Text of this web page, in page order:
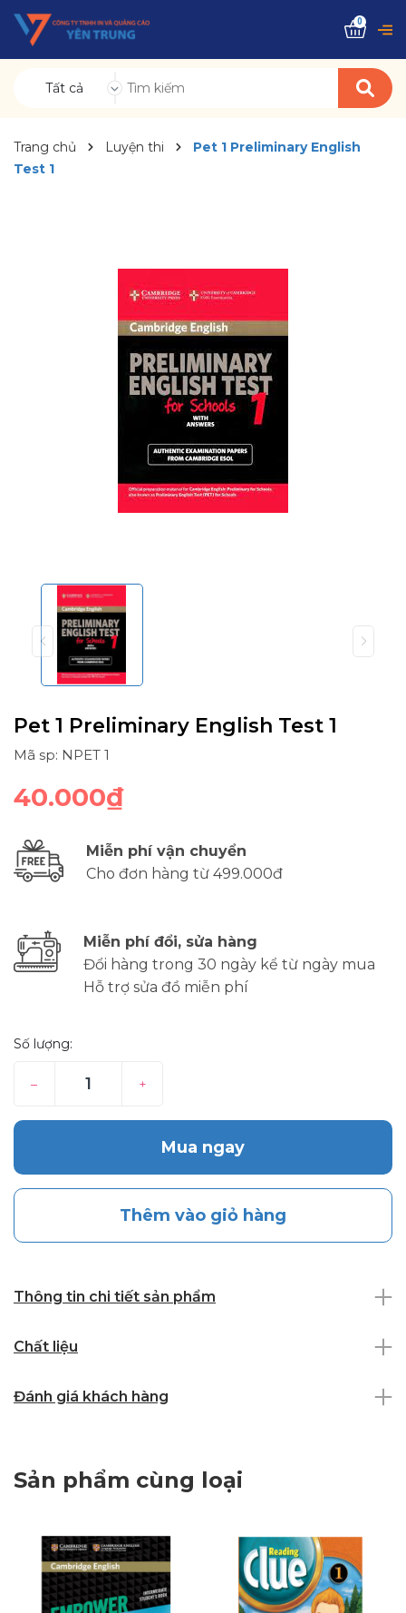
Tất cả
0
Trang chủ Luyện thi
Pet 1 Preliminary English
Test 1
Pet 1 Preliminary English Test 1
Mã sp: NPET 1
40.000₫
Miễn phí vận chuyển
Cho đơn hàng từ 499.000đ
Miễn phí đổi, sửa hàng
Đổi hàng trong 30 ngày kể từ ngày mua
Hỗ trợ sửa đồ miễn phí
Số lượng:
– +
Mua ngay
Thêm vào giỏ hàng
Thông tin chi tiết sản phẩm
Chất liệu
Đánh giá khách hàng
Sản phẩm cùng loại